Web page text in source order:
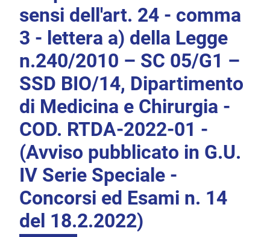
sensi dell'art. 24 - comma
3 - lettera a) della Legge
n.240/2010 – SC 05/G1 –
SSD BIO/14, Dipartimento
di Medicina e Chirurgia -
COD. RTDA-2022-01 -
(Avviso pubblicato in G.U.
IV Serie Speciale -
Concorsi ed Esami n. 14
del 18.2.2022)